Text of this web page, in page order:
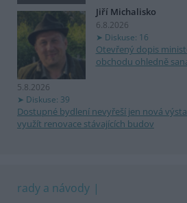
Jiří Michalisko
6.8.2026
Diskuse: 16
Otevřený dopis
obchodu ohledně
5.8.2026
Diskuse: 39
Dostupné bydlení nevyřeší jen nová
využít renovace stávajících budov
rady a návody